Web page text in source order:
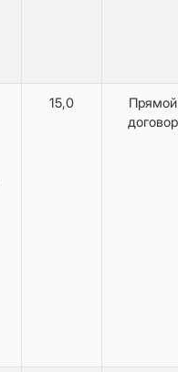
15,0
Прямой
договор